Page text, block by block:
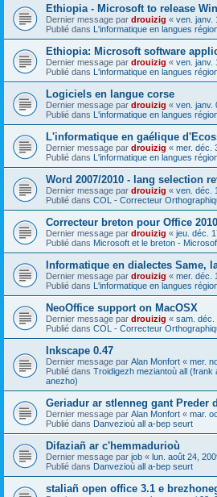
Ethiopia - Microsoft to release
Dernier message par drouizig « ven. janv.
Publié dans L'informatique en langues
Ethiopia: Microsoft software
Dernier message par drouizig « ven. janv.
Publié dans L'informatique en langues
Logiciels en langue corse
Dernier message par drouizig « ven. janv.
Publié dans L'informatique en langues
L'informatique en gaélique
Dernier message par drouizig « mer. déc.
Publié dans L'informatique en langues
Word 2007/2010 - lang selection
Dernier message par drouizig « ven. déc.
Publié dans COL - Correcteur
Correcteur breton pour Office
Dernier message par drouizig « jeu. déc.
Publié dans Microsoft et le breton -
Informatique en dialectes Same,
Dernier message par drouizig « mer. déc.
Publié dans L'informatique en langues
NeoOffice support on MacOSX
Dernier message par drouizig « sam. déc.
Publié dans COL - Correcteur
Inkscape 0.47
Dernier message par Alan Monfort « mer.
Publié dans Troidigezh meziantoù all
anezho)
Geriadur ar stlenneg gant Preder
Dernier message par Alan Monfort « mar.
Publié dans Danvezioù all a-bep seurt
Difaziañ ar c'hemmadurioù
Dernier message par job « lun. août 24,
Publié dans Danvezioù all a-bep seurt
staliañ open office 3.1 e